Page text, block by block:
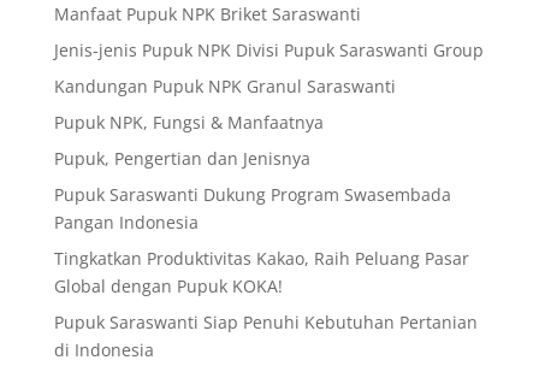
Manfaat Pupuk NPK Briket Saraswanti
Jenis-jenis Pupuk NPK Divisi Pupuk Saraswanti Group
Kandungan Pupuk NPK Granul Saraswanti
Pupuk NPK, Fungsi & Manfaatnya
Pupuk, Pengertian dan Jenisnya
Pupuk Saraswanti Dukung Program Swasembada
Pangan Indonesia
Tingkatkan Produktivitas Kakao, Raih Peluang Pasar
Global dengan Pupuk KOKA!
Pupuk Saraswanti Siap Penuhi Kebutuhan Pertanian
di Indonesia